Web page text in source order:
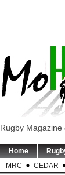
Rugby Magazine
Home
MRC
CEDAR